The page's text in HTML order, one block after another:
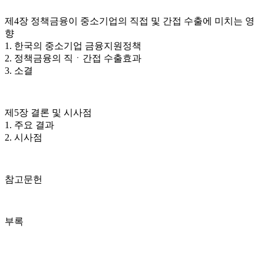
제4장 정책금융이 중소기업의 직접 및 간접 수출에 미치는 영
향
1. 한국의 중소기업 금융지원정책
2. 정책금융의 직ㆍ간접 수출효과
3. 소결
제5장 결론 및 시사점
1. 주요 결과
2. 시사점
참고문헌
부록